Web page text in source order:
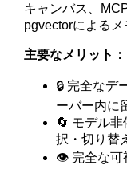
キャンバス、
pgvectorによるメ
主要なメリット：
🔒 完全なデ
ーバー内に
🔄 モデル
択・切り替
👁️ 完全な可